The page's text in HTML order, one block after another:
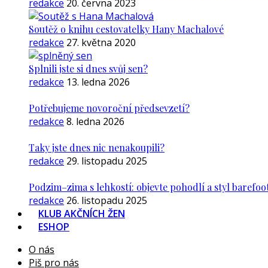
redakce 20. června 2023
Soutěž o knihu cestovatelky Hany Machalové
redakce 27. května 2020
Splnili jste si dnes svůj sen?
redakce 13. ledna 2026
Potřebujeme novoroční předsevzetí?
redakce 8. ledna 2026
Taky jste dnes nic nenakoupili?
redakce 29. listopadu 2025
Podzim–zima s lehkostí: objevte pohodlí a styl
redakce 26. listopadu 2025
KLUB AKČNÍCH ŽEN
ESHOP
O nás
Piš pro nás